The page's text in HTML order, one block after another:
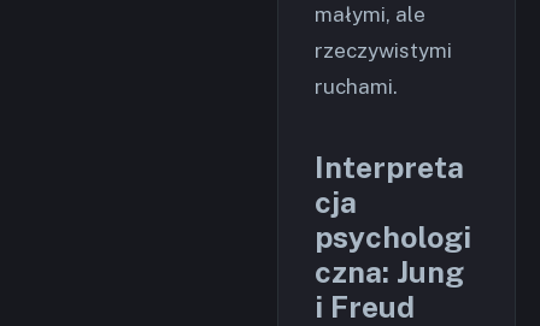
małymi, ale
rzeczywistymi
ruchami.
Interpreta
cja
psychologi
czna: Jung
i Freud